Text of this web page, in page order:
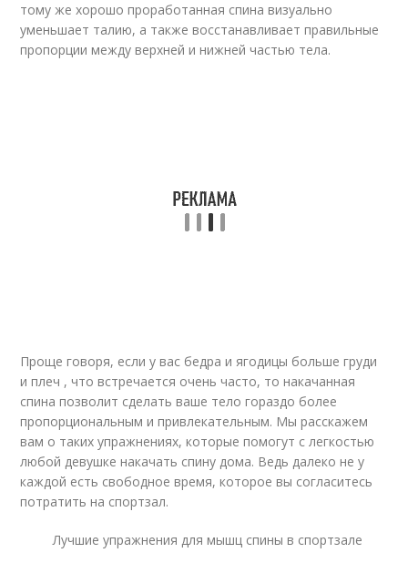
тому же хорошо проработанная спина визуально
уменьшает талию, а также восстанавливает правильные
пропорции между верхней и нижней частью тела.
Проще говоря, если у вас бедра и ягодицы больше груди
и плеч , что встречается очень часто, то накачанная
спина позволит сделать ваше тело гораздо более
пропорциональным и привлекательным. Мы расскажем
вам о таких упражнениях, которые помогут с легкостью
любой девушке накачать спину дома. Ведь далеко не у
каждой есть свободное время, которое вы согласитесь
потратить на спортзал.
Лучшие упражнения для мышц спины в спортзале